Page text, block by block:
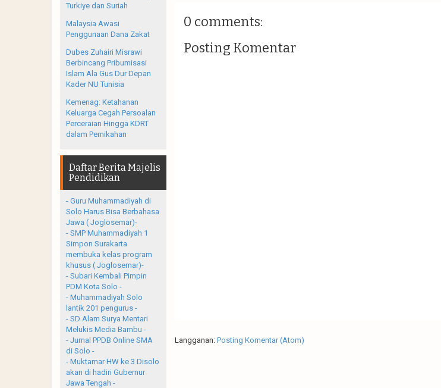
0 comments:
Posting Komentar
Langganan: Posting Komentar (Atom)
Turkiye dan Suriah
Malaysia Awasi
Penggunaan Dana Zakat
Dubes Zuhairi Misrawi
Berbincang Pribumisasi
Islam Ala Gus Dur Depan
Kader NU Tunisia
Kemenag: Ketahanan
Keluarga Cegah Persoalan
Perceraian Hingga KDRT
dalam Pernikahan
Daftar Berita Majelis
Pendidikan
- Guru Muhammadiyah di
Solo Harus Bisa Berbahasa
Jawa ( Joglosemar)-
- SMP Muhammadiyah 1
Simpon Surakarta
membuka kelas program
khusus ( Joglosemar)-
- Subari Kembali Pimpin
PDM Kota Solo -
- Muhammadiyah Solo
lantik 201 pengurus -
- SD Alam Surya Mentari
Melukis Media Bambu -
- Jurnal PPDB Online SMA
di Solo -
- Muktamar HW ke 3 Disolo
akan di hadiri Gubernur
Jawa Tengah -